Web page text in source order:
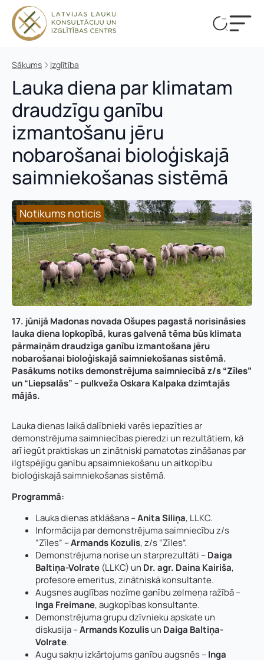
Sākums Izglītība
Lauka diena par klimatam
draudzīgu ganību
izmantošanu jēru
nobarošanai bioloģiskajā
saimniekošanas sistēmā
Notikums noticis
Notikums noticis
17. jūnijā Madonas novada Ošupes pagastā norisināsies
lauka diena lopkopībā, kuras galvenā tēma būs klimata
pārmaiņām draudzīga ganību izmantošana jēru
nobarošanai bioloģiskajā saimniekošanas sistēmā.
Pasākums notiks demonstrējuma saimniecībāz/s “Zīles”
un “Liepsalās” – pulkveža Oskara Kalpaka dzimtajās
mājās.
Lauka dienas laikā dalībnieki varēs iepazīties ar
demonstrējuma saimniecības pieredzi un rezultātiem, kā
arī iegūt praktiskas un zinātniski pamatotas zināšanas par
ilgtspējīgu ganību apsaimniekošanu un aitkopību
bioloģiskajā saimniekošanas sistēmā.
Programmā:
Lauka dienas atklāšana –Anita Siliņa, LLKC.
Informācija par demonstrējuma saimniecību z/s
“Zīles” –Armands Kozulis, z/s “Zīles”.
Demonstrējuma norise un starprezultāti –Daiga
Baltiņa-Volrate (LLKC) un Dr. agr. Daina Kairiša,
profesore emeritus, zinātniskā konsultante.
Augsnes auglības nozīme ganību zelmeņa ražībā –
Inga Freimane, augkopības konsultante.
Demonstrējuma grupu dzīvnieku apskate un
diskusija –Armands Kozulisun Daiga Baltiņa-
Volrate.
Augu sakņu izkārtojums ganību augsnēs –Inga